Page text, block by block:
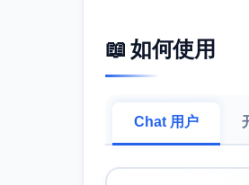
频控优化：确
三、建模方法与实
A. 用户级响应/转
目标：预测转
📖 如何使用
Chat 用户